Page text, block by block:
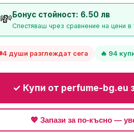
💸Бонус стойност: 6.50 лв
Спестяваш чрез сравнение на цени в
4 души разглеждат сега 🔥 94
✓ Купи от perfume-bg.eu
💖 Запази за по-късно —